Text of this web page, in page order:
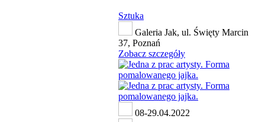
Sztuka
Galeria Jak, ul. Święty Marcin
37, Poznań
Zobacz szczegóły
08-29.04.2022